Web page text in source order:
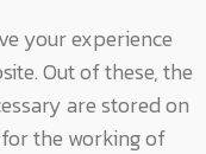
your experience
Out of these, the
are stored on
the working of